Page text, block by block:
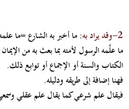
2-وقد يراد به :ما أخبر به الشارع =ما
ما علَّمه الرسول لأمته بما بعث به من
الكتاب والسنة أو الإجماع أو توابع ذلك.
فهنا إضافة إلى طريقه ودليله.
فيقال علم شرعي كما يقال علم عقلي